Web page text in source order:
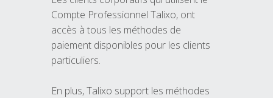
Compte Professionnel Talixo, ont
accès à tous les méthodes de
paiement disponibles pour les clients
particuliers.
En plus, Talixo support les méthodes